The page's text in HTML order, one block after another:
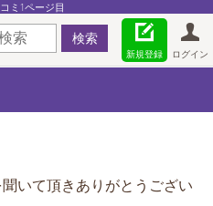
ミ1ページ目
ログイン
新規登録
いて頂きありがとうござい